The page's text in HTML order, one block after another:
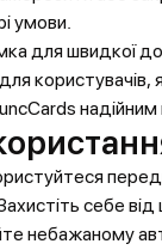
умови.
для швидкої
користувачів,
себе
небажаному